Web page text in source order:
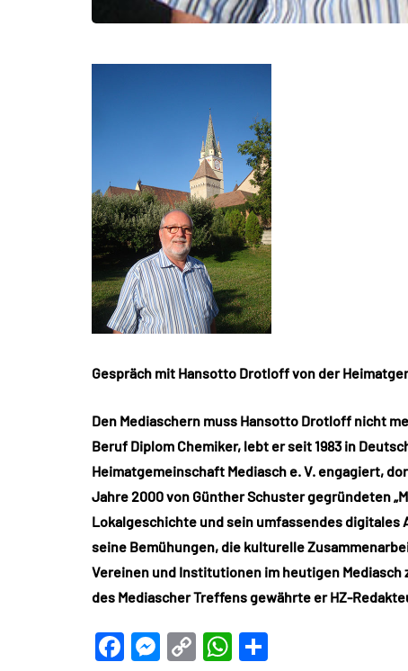
Gespräch mit Hansotto Drotloff von der
Den Mediaschern muss Hansotto Drotloff nicht
Beruf Diplom Chemiker, lebt er seit 1983 in
Heimatgemeinschaft Mediasch e. V. engagiert,
Jahre 2000 von Günther Schuster gegründeten
Lokalgeschichte und sein umfassendes
seine Bemühungen, die kulturelle
Vereinen und Institutionen im heutigen
des Mediascher Treffens gewährte er HZ-
Facebook
Messenger
CopyWhatsApp